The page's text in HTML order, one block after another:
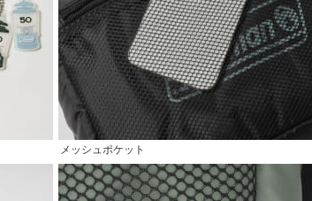
メッシュポケット